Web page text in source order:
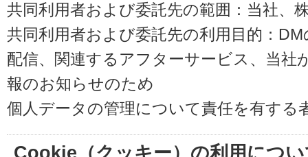
共同利用者および委託先の範囲：当社、
共同利用者および委託先の利用目的：
配信、関連するアフターサービス、当社
報のお知らせのため
個人データの管理について責任を有する
Cookie（クッキー）の利用につ